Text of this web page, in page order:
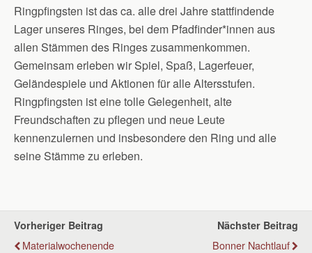
Ringpfingsten ist das ca. alle drei Jahre stattfindende
Lager unseres Ringes, bei dem Pfadfinder*innen aus
allen Stämmen des Ringes zusammenkommen.
Gemeinsam erleben wir Spiel, Spaß, Lagerfeuer,
Geländespiele und Aktionen für alle Altersstufen.
Ringpfingsten ist eine tolle Gelegenheit, alte
Freundschaften zu pflegen und neue Leute
kennenzulernen und insbesondere den Ring und alle
seine Stämme zu erleben.
Vorheriger Beitrag
Materialwochenende
Nächster Beitrag
Bonner Nachtlauf